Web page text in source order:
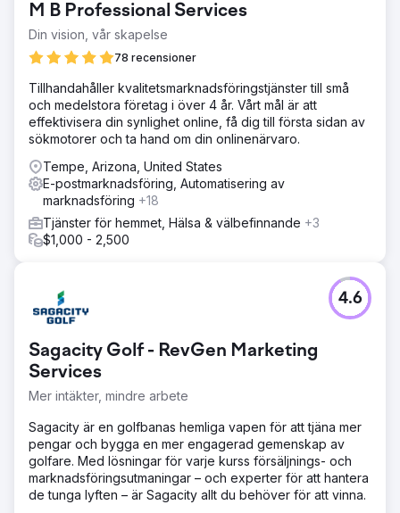
sjunkande medlemsantal sedan 2022 stod företaget inför
betydande utmaningar när det gäller att skapa ett
sammanhållet varumärke och effektiv
marknadsföringsstrategi. De krävde en partner för att
förbättra sitt varumärke, webbplats och
marknadsföringsinsatser för att vända saker och driva
mätbar tillväxt.
Lösning
Anchour gav fullservicesupport, inklusive
varumärkesstrategi, webbdesign, medieplanering, kreativ
utveckling och marknadsföring via sökmotorer. Efter
granskning av Waldens webbplats, kommunikation och
medlemsbas identifierade Anchour viktiga
förbättringsområden. De levererade tillgångar som
reklammaterial (via MNTN). Anchor integrerat med
Waldens team, med hjälp av Slack och
projektledningsverktyg för sömlöst utförande.
Resultat
Anchours arbete har gett betydande resultat, där Walden
uppnådde sin första positiva medlemstillväxt sedan 2022
samtidigt som utgifterna minskade med 75 %. Deras
varumärkesåterställning har satt företaget på en ny väg
för framgång, med konsekvent månatlig tillväxt sedan
partnerskapet började. Anchours fokus på handling, tydlig
kommunikation och djup integration med Waldens team
har gjort dem till en pålitlig förlängning av
M B Professional Services
Din vision, vår skapelse
78 recensioner
Tillhandahåller kvalitetsmarknadsföringstjänster till små
och medelstora företag i över 4 år. Vårt mål är att
effektivisera din synlighet online, få dig till första sidan av
sökmotorer och ta hand om din onlinenärvaro.
Tempe, Arizona, United States
E-postmarknadsföring, Automatisering av
marknadsföring +18
Tjänster för hemmet, Hälsa & välbefinnande +3
$1,000 - 2,500
Sagacity Golf - RevGen Marketing
Services
Mer intäkter, mindre arbete
4.6
Sagacity är en golfbanas hemliga vapen för att tjäna mer
pengar och bygga en mer engagerad gemenskap av
golfare. Med lösningar för varje kurss försäljnings- och
marknadsföringsutmaningar – och experter för att hantera
de tunga lyften – är Sagacity allt du behöver för att vinna.